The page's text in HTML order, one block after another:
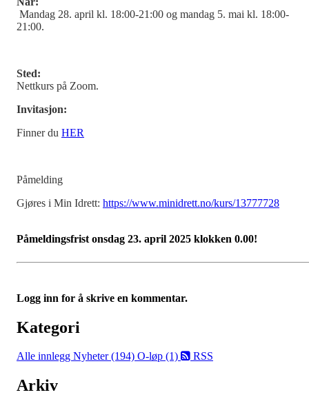
Mandag 28. april kl. 18:00-21:00 og mandag 5. mai kl. 18:00-
21:00.
Sted:
Nettkurs på Zoom.
Invitasjon:
Finner du HER
Påmelding
Gjøres i Min Idrett: https://www.minidrett.no/kurs/13777728
Påmeldingsfrist onsdag 23. april 2025 klokken 0.00!
Logg inn for å skrive en kommentar.
Kategori
Alle innlegg Nyheter (194) O-løp (1) RSS
Arkiv